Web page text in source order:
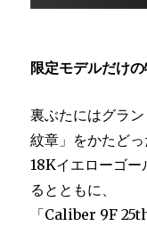
限定モデルだけ
裏ぶたにはグラ
紋章」をかたどっ
18Kイエローゴ
るとともに、
「Caliber 9F